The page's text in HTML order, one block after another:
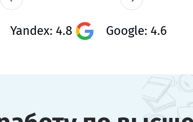
Yandex: 4.8 Google: 4.6